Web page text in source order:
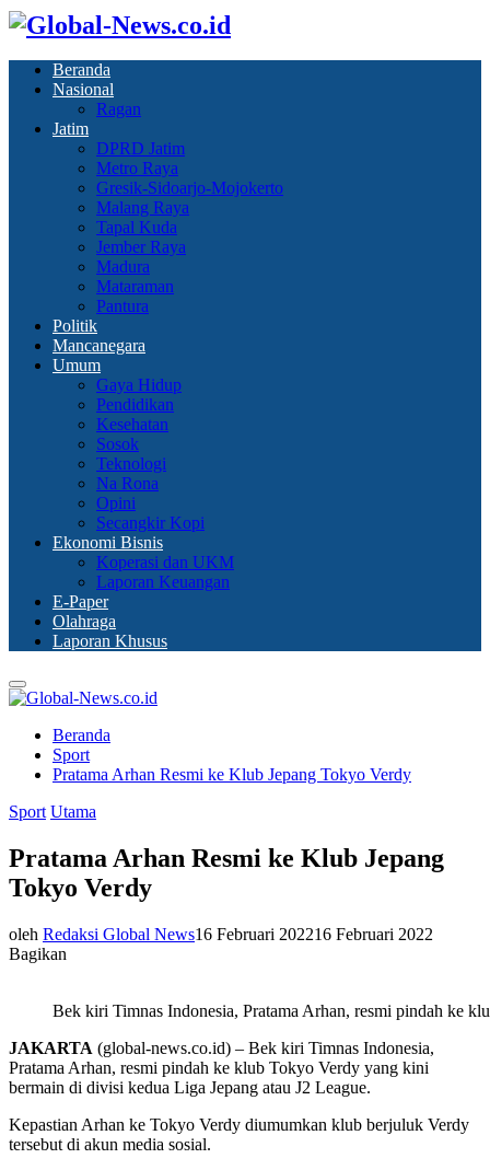
Beranda
Nasional
Ragan
Jatim
DPRD Jatim
Metro Raya
Gresik-Sidoarjo-Mojokerto
Malang Raya
Tapal Kuda
Jember Raya
Madura
Mataraman
Pantura
Politik
Mancanegara
Umum
Gaya Hidup
Pendidikan
Kesehatan
Sosok
Teknologi
Na Rona
Opini
Secangkir Kopi
Ekonomi Bisnis
Koperasi dan UKM
Laporan Keuangan
E-Paper
Olahraga
Laporan Khusus
Primary
Menu
Beranda
Sport
Pratama Arhan Resmi ke Klub Jepang Tokyo Verdy
Sport Utama
Pratama Arhan Resmi ke Klub Jepang
Tokyo Verdy
oleh Redaksi Global News16 Februari 202216 Februari 2022
Bagikan
Bek kiri Timnas Indonesia, Pratama Arhan, resmi pindah ke
JAKARTA (global-news.co.id) – Bek kiri Timnas Indonesia,
Pratama Arhan, resmi pindah ke klub Tokyo Verdy yang kini
bermain di divisi kedua Liga Jepang atau J2 League.
Kepastian Arhan ke Tokyo Verdy diumumkan klub berjuluk Verdy
tersebut di akun media sosial.